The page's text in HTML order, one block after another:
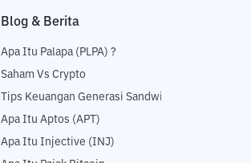
Blog & Berita
Apa Itu Palapa (PLPA) ?
Saham Vs Crypto
Tips Keuangan Generasi Sandwich
Apa Itu Aptos (APT)
Apa Itu Injective (INJ)